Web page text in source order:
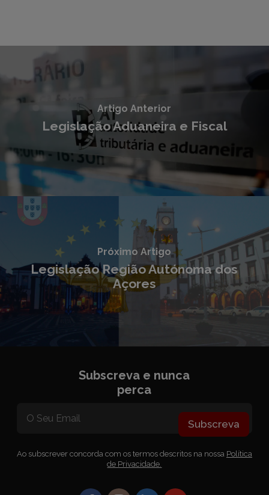
Artigo Anterior
Legislação Aduaneira e Fiscal
Próximo Artigo
Legislação Região Autónoma dos
Açores
Subscreva e nunca
perca
Subscreva
Ao subscrever concorda com os termos descritos na nossa Política
de Privacidade.